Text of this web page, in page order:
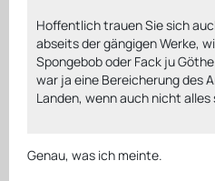
Hoffentlich trauen Sie sich
abseits der gängigen Werke,
Spongebob oder Fack ju
war ja eine Bereicherung des
Landen, wenn auch nicht alles
Genau, was ich meinte.